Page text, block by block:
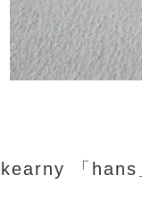
kearny 「hans